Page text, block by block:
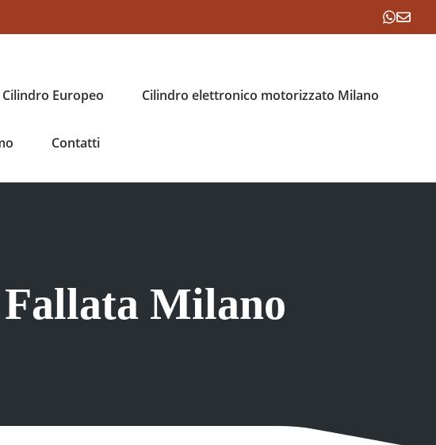
Europeo Cilindro elettronico motorizzato Milano
Contatti
Milano